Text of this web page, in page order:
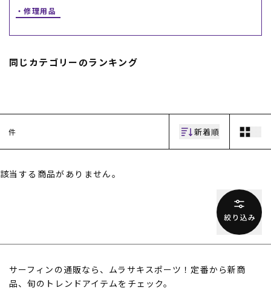
スノーTOP
ブランド一覧
フ
ー
よくある質問
お問い合わせ
ニュース
修理用品
同じカテゴリーのランキング
件 新着順
該当する商品がありません。
サーフィンの通販なら、ムラサキスポーツ！定番から新商
品、旬のトレンドアイテムをチェック。